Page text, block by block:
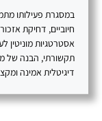
במסגרת פעילותו
חיוביים, דחיקת
תקשורתי, הבנה של
דיגיטלית אמינה